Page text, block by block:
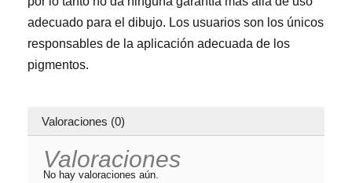
adecuado para el dibujo. Los usuarios son los únicos
responsables de la aplicación adecuada de los
pigmentos.
Valoraciones (0)
Valoraciones
No hay valoraciones aún.